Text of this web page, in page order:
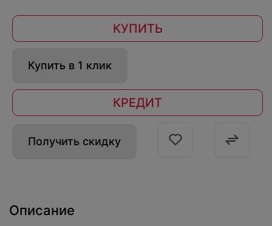
КУПИТЬ
Купить в 1 клик
КРЕДИТ
Получить скидку
Описание